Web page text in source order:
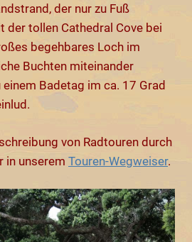
der nur zu Fuß
der tollen Cathedral Cove bei
begehbares Loch im
Buchten miteinander
Badetag im ca. 17 Grad
von Radtouren durch
in unserem Touren-Wegweiser.